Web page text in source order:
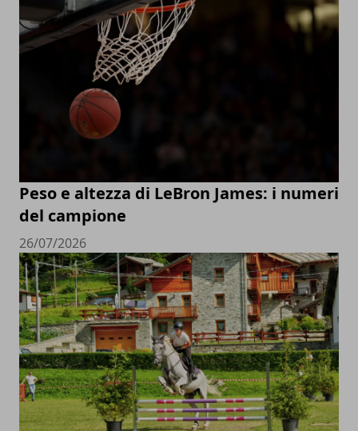
Peso e altezza di LeBron James: i numeri
del campione
26/07/2026